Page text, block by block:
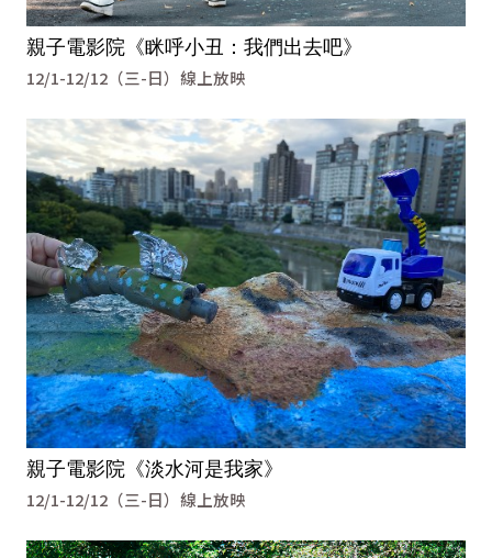
親子電影院《眯呼小丑：我們出去吧》
12/1-12/12（三-日）線上放映
親子電影院《淡水河是我家》
12/1-12/12（三-日）線上放映